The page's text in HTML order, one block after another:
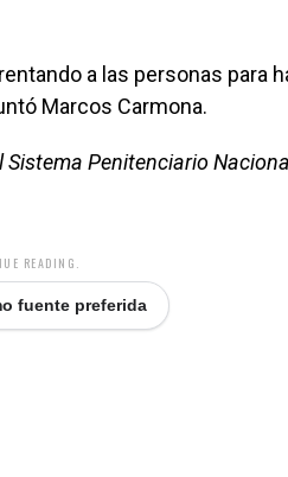
a las personas para
Marcos Carmona.
Penitenciario
READING.
fuente preferida